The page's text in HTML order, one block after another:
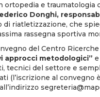
ortopedia e traumatologia
Donghi,
di riatletizzazione, che
rassegna sportiva
del Centro
approcci metodologici”
tecnici del settore e
(l’iscrizione al convegno